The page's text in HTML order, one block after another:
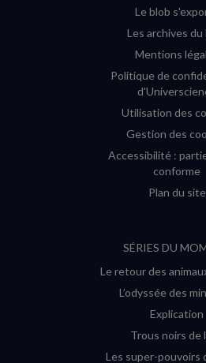
Le blob
Les archives du
Mentions
Politique de
Utilisation des
Gestion des
Accessibilité :
conforme
Plan du site
SÉRIES DU
Le retour des
L’odyssée des
Explication
Trous noirs de
Les super-pouvoirs